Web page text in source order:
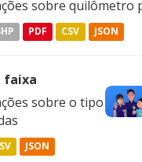
sobre quilômetro
PDF CSV JSON
faixa
sobre o tipo de
JSON